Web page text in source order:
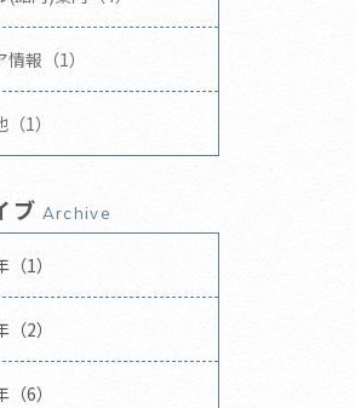
報（1）
1）
ブ Archive
1）
2）
6）